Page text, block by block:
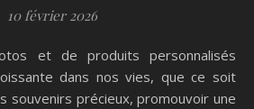
10 février 2026
dans nos vies, que ce soit
souvenirs précieux, promouvoir une